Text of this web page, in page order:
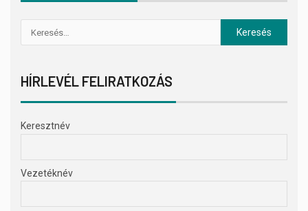
HÍRLEVÉL FELIRATKOZÁS
Keresztnév
Vezetéknév